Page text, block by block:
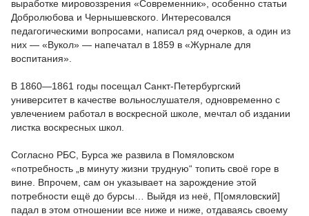
выработке мировоззрения «Современник», особенно статьи
Добролюбова и Чернышевского. Интересовался
педагогическими вопросами, написал ряд очерков, а один из
них — «Вукол» — напечатал в 1859 в «Журнале для
воспитания».
В 1860—1861 годы посещал Санкт-Петербургский
университет в качестве вольнослушателя, одновременно с
увлечением работал в воскресной школе, мечтал об издании
листка воскресных школ.
Согласно РБС, Бурса же развила в Помяловском
«потребность „в минуту жизни трудную“ топить своё горе в
вине. Впрочем, сам он указывает на зарождение этой
потребности ещё до бурсы… Выйдя из неё, П[омяловский]
падал в этом отношении все ниже и ниже, отдаваясь своему